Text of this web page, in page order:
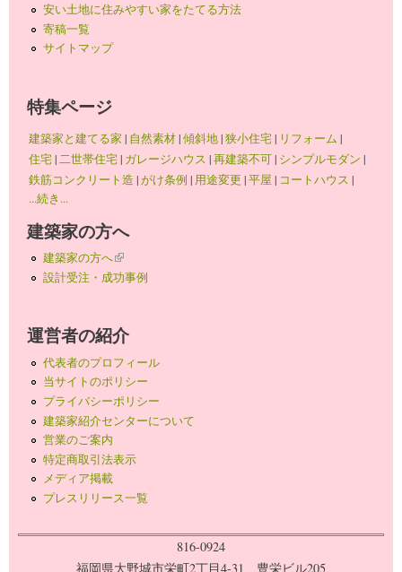
安い土地に住みやすい家をたてる方法
寄稿一覧
サイトマップ
特集ページ
建築家と建てる家 | 自然素材|傾斜地|狭小住宅| リフォーム |
住宅|二世帯住宅| ガレージハウス |再建築不可| シンプルモダン |
鉄筋コンクリート造 |がけ条例 | 用途変更 |平屋 | コートハウス |
...続き...
建築家の方へ
建築家の方へ(link is external)
設計受注・成功事例
運営者の紹介
代表者のプロフィール
当サイトのポリシー
プライバシーポリシー
建築家紹介センターについて
営業のご案内
特定商取引法表示
メディア掲載
プレスリリース一覧
816-0924
福岡県大野城市栄町2丁目4-31 豊栄ビル205